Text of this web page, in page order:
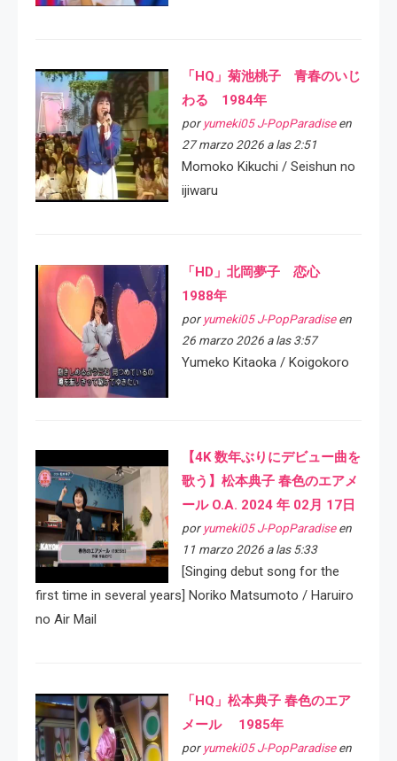
「HQ」菊池桃子 青春のいじ
わる 1984年
por yumeki05 J-PopParadiseen
27 marzo 2026 a las 2:51
Momoko Kikuchi / Seishun no
ijiwaru
「HD」北岡夢子 恋心
1988年
por yumeki05 J-PopParadiseen
26 marzo 2026 a las 3:57
Yumeko Kitaoka / Koigokoro
【4K 数年ぶりにデビュー曲を
歌う】松本典子 春色のエアメ
ール O.A. 2024 年 02月 17日
por yumeki05 J-PopParadiseen
11 marzo 2026 a las 5:33
[Singing debut song for the
first time in several years] Noriko Matsumoto / Haruiro
no Air Mail
「HQ」松本典子 春色のエア
メール 1985年
por yumeki05 J-PopParadiseen